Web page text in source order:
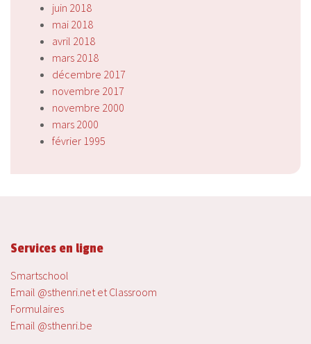
juin 2018
mai 2018
avril 2018
mars 2018
décembre 2017
novembre 2017
novembre 2000
mars 2000
février 1995
Services en ligne
Smartschool
Email @sthenri.net et Classroom
Formulaires
Email @sthenri.be